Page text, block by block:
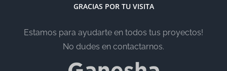
GRACIAS POR TU VISITA
Estamos para ayudarte en todos tus proyectos!
No dudes en contactarnos.